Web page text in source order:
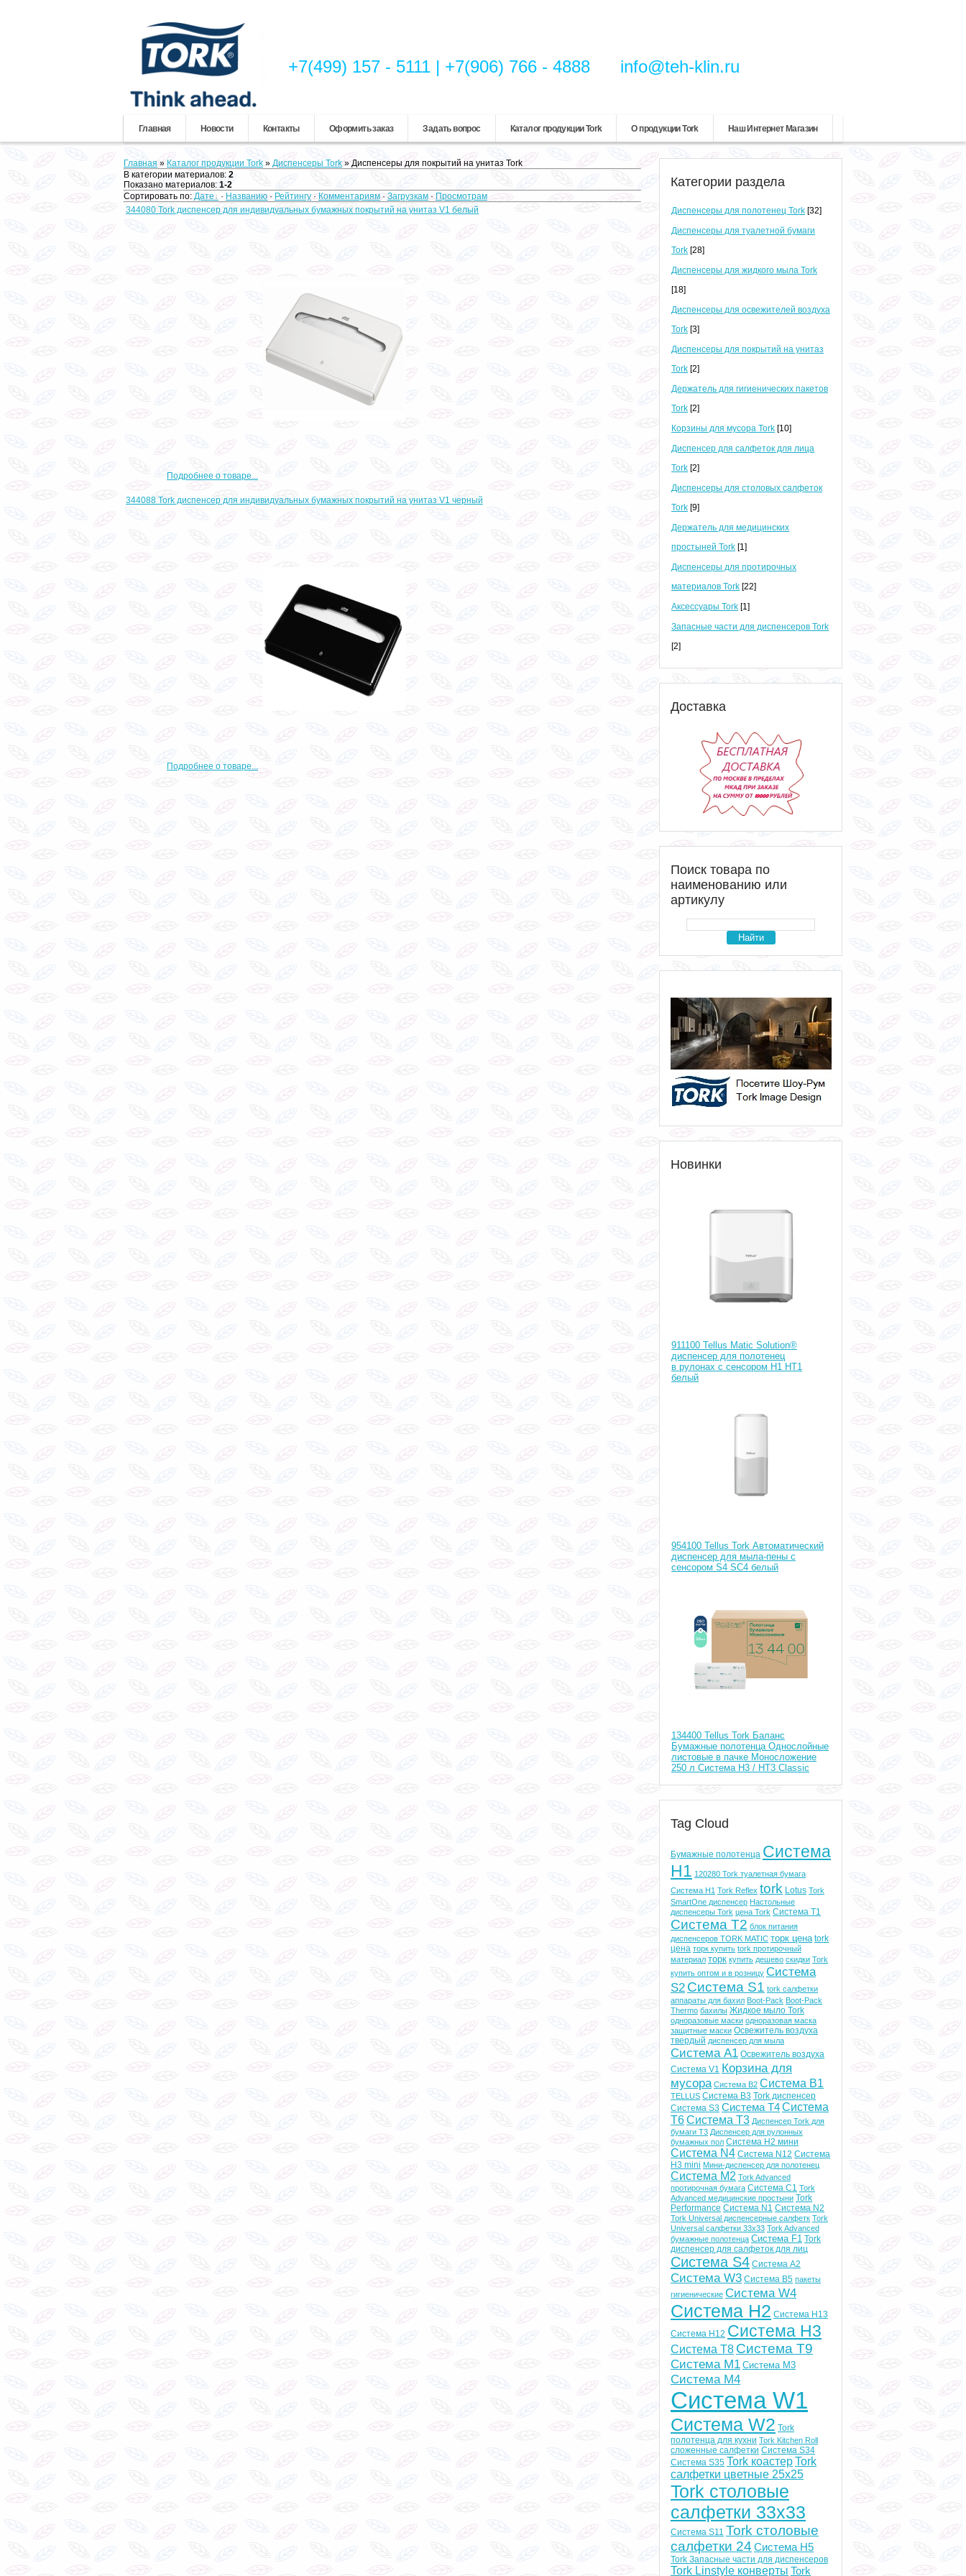
+7(499) 157 - 5111 | +7(906) 766 - 4888 info@teh-klin.ru
Главная Новости Контакты Оформить заказ Задать вопрос Каталог продукции Tork О продукции Tork Наш Интернет Магазин
Главная » Каталог продукции Tork » Диспенсеры Tork » Диспенсеры для покрытий на унитаз Tork
В категории материалов: 2
Показано материалов: 1-2
Сортировать по: Дате · Названию · Рейтингу · Комментариям · Загрузкам · Просмотрам
344080 Tork диспенсер для индивидуальных бумажных покрытий на унитаз V1 белый
Подробнее о товаре...
344088 Tork диспенсер для индивидуальных бумажных покрытий на унитаз V1 черный
Подробнее о товаре...
Категории раздела
Диспенсеры для полотенец Tork [32]
Диспенсеры для туалетной бумаги
Tork [28]
Диспенсеры для жидкого мыла Tork
[18]
Диспенсеры для освежителей воздуха
Tork [3]
Диспенсеры для покрытий на унитаз
Tork [2]
Держатель для гигиенических пакетов
Tork [2]
Корзины для мусора Tork [10]
Диспенсер для салфеток для лица
Tork [2]
Диспенсеры для столовых салфеток
Tork [9]
Держатель для медицинских
простыней Tork [1]
Диспенсеры для протирочных
материалов Tork [22]
Аксессуары Tork [1]
Запасные части для диспенсеров Tork
[2]
Доставка
Поиск товара по
наименованию или
артикулу
Новинки
911100 Tellus Matic Solution®
диспенсер для полотенец
в рулонах с сенсором H1 HT1
белый
954100 Tellus Tork Автоматический
диспенсер для мыла-пены с
сенсором S4 SC4 белый
134400 Tellus Tork Баланс
Бумажные полотенца Однослойные
листовые в пачке Моносложение
250 л Система H3 / HT3 Classic
Tag Cloud
Бумажные полотенца Система
H1 120280 Tork туалетная бумага
Система Н1 Tork Reflex tork Lotus Tork
SmartOne диспенсер Настольные
диспенсеры Tork цена Tork Система T1
Система T2 блок питания
диспенсеров TORK MATIC торк цена tork
цена торк купить tork протирочный
материал торк купить дешево скидки Tork
купить оптом и в розницу Система
S2 Система S1 tork салфетки
аппараты для бахил Boot-Pack Boot-Pack
Thermo бахилы Жидкое мыло Tork
одноразовые маски одноразовая маска
защитные маски Освежитель воздуха
твердый диспенсер для мыла
Система A1 Освежитель воздуха
Система V1 Корзина для
мусора Система B2 Система B1
TELLUS Система B3 Tork диспенсер
Система S3 Система T4Система
T6Система Т3 Диспенсер Tork для
бумаги Т3 Диспенсер для рулонных
бумажных пол Система Н2 мини
Система N4 Система N12 Система
H3 mini Мини-диспенсер для полотенец
Система M2 Tork Advanced
протирочная бумага Система C1 Tork
Advanced медицинские простыни Tork
Performance Система N1 Система N2
Tork Universal диспенсерные салфетк Tork
Universal салфетки 33х33 Tork Advanced
бумажные полотенца Система F1 Tork
диспенсер для салфеток для лиц
Система S4 Система А2
Система W3 Система B5 пакеты
гигиенические Система W4
Система Н2 Система H13
Система H12 Система H3
Система T8 Система T9
Система M1 Система M3
Система M4
Система W1
Система W2 Tork
полотенца для кухни Tork Kitchen Roll
сложенные салфетки Система S34
Система S35 Tork коастерTork
салфетки цветные 25x25
Tork столовые
салфетки 33х33
Система S11 Tork столовые
салфетки 24 Система H5
Tork Запасные части для диспенсеров
Tork Linstyle конверты Tork